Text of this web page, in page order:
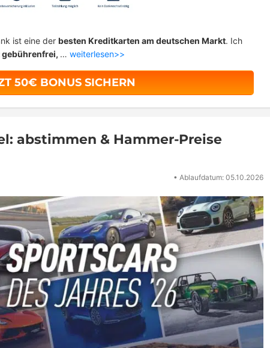
ist eine der besten Kreditkarten am deutschen Markt. Ich
… weiterlesen>>
50€ BONUS SICHERN
abstimmen & Hammer-Preise
• Ablaufdatum: 05.10.2026